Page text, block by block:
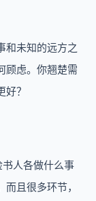
和未知的远方之
顾虑。你翘楚需
？
书人各做什么事
且很多环节，